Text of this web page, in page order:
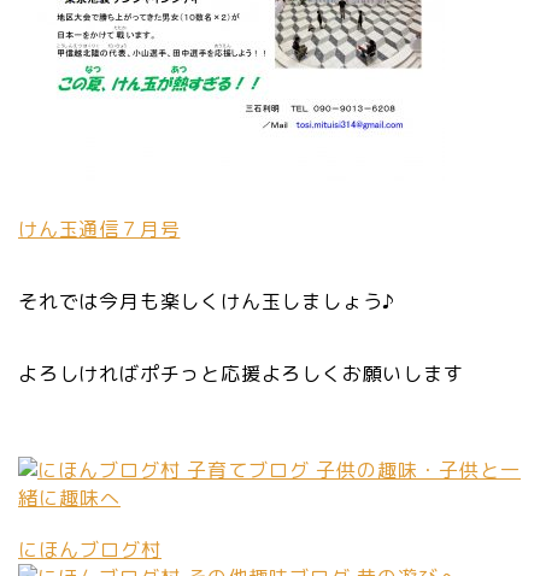
けん玉通信７月号
それでは今月も楽しくけん玉しましょう♪
よろしければポチっと応援よろしくお願いします
にほんブログ村